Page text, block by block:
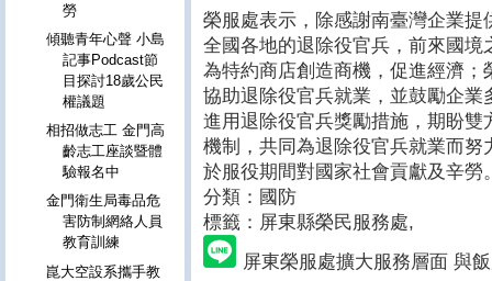
榮服處表示，除感謝南臺灣企業
全國各地的退除役官兵，前來國
為特約商店創造商機，促進經濟
協助退除役官兵就業，並鼓勵企
進用退除役官兵獎勵措施，期盼
機制，共同為退除役官兵就業而
於服役期間對國家社會貢獻及辛勞
分類：國防
標籤：屏東縣榮民服務處,
屏東榮服處擴大服務層面 與
勞
傾聽青年心聲 小島
記事Podcast節
目探討18歲公民
權議題
相招做志工 金門高
齡志工座談暨體
驗報名中
金門衛生局毒品危
害防制網絡人員
教育訓練
崑大空設系攜手教